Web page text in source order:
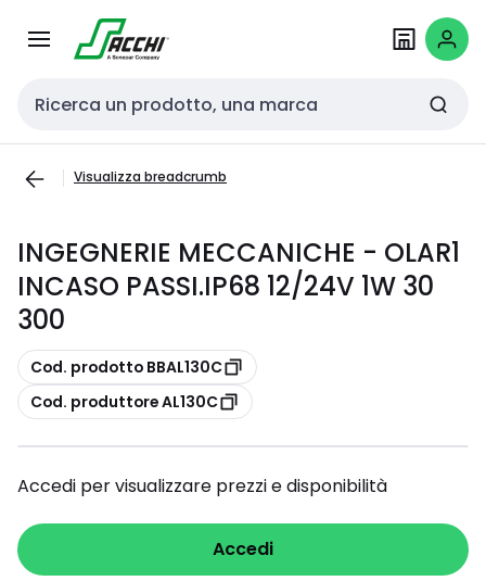
navigazionecontenuto
Cerca input
Visualizza breadcrumb
INGEGNERIE MECCANICHE - OLAR1
INCASO PASSI.IP68 12/24V 1W 30
300
copia
Cod. prodotto BBAL130C
copia
Cod. produttore AL130C
Accedi per visualizzare prezzi e disponibilità
Accedi